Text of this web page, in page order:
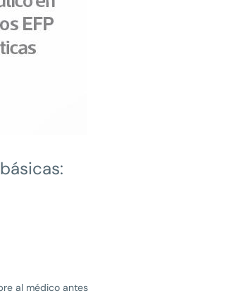
al médico antes